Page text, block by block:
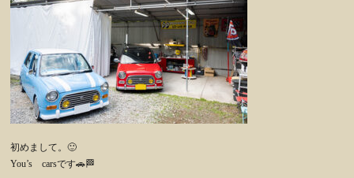
初めまして。🙂
You’s carsです🚗🏁